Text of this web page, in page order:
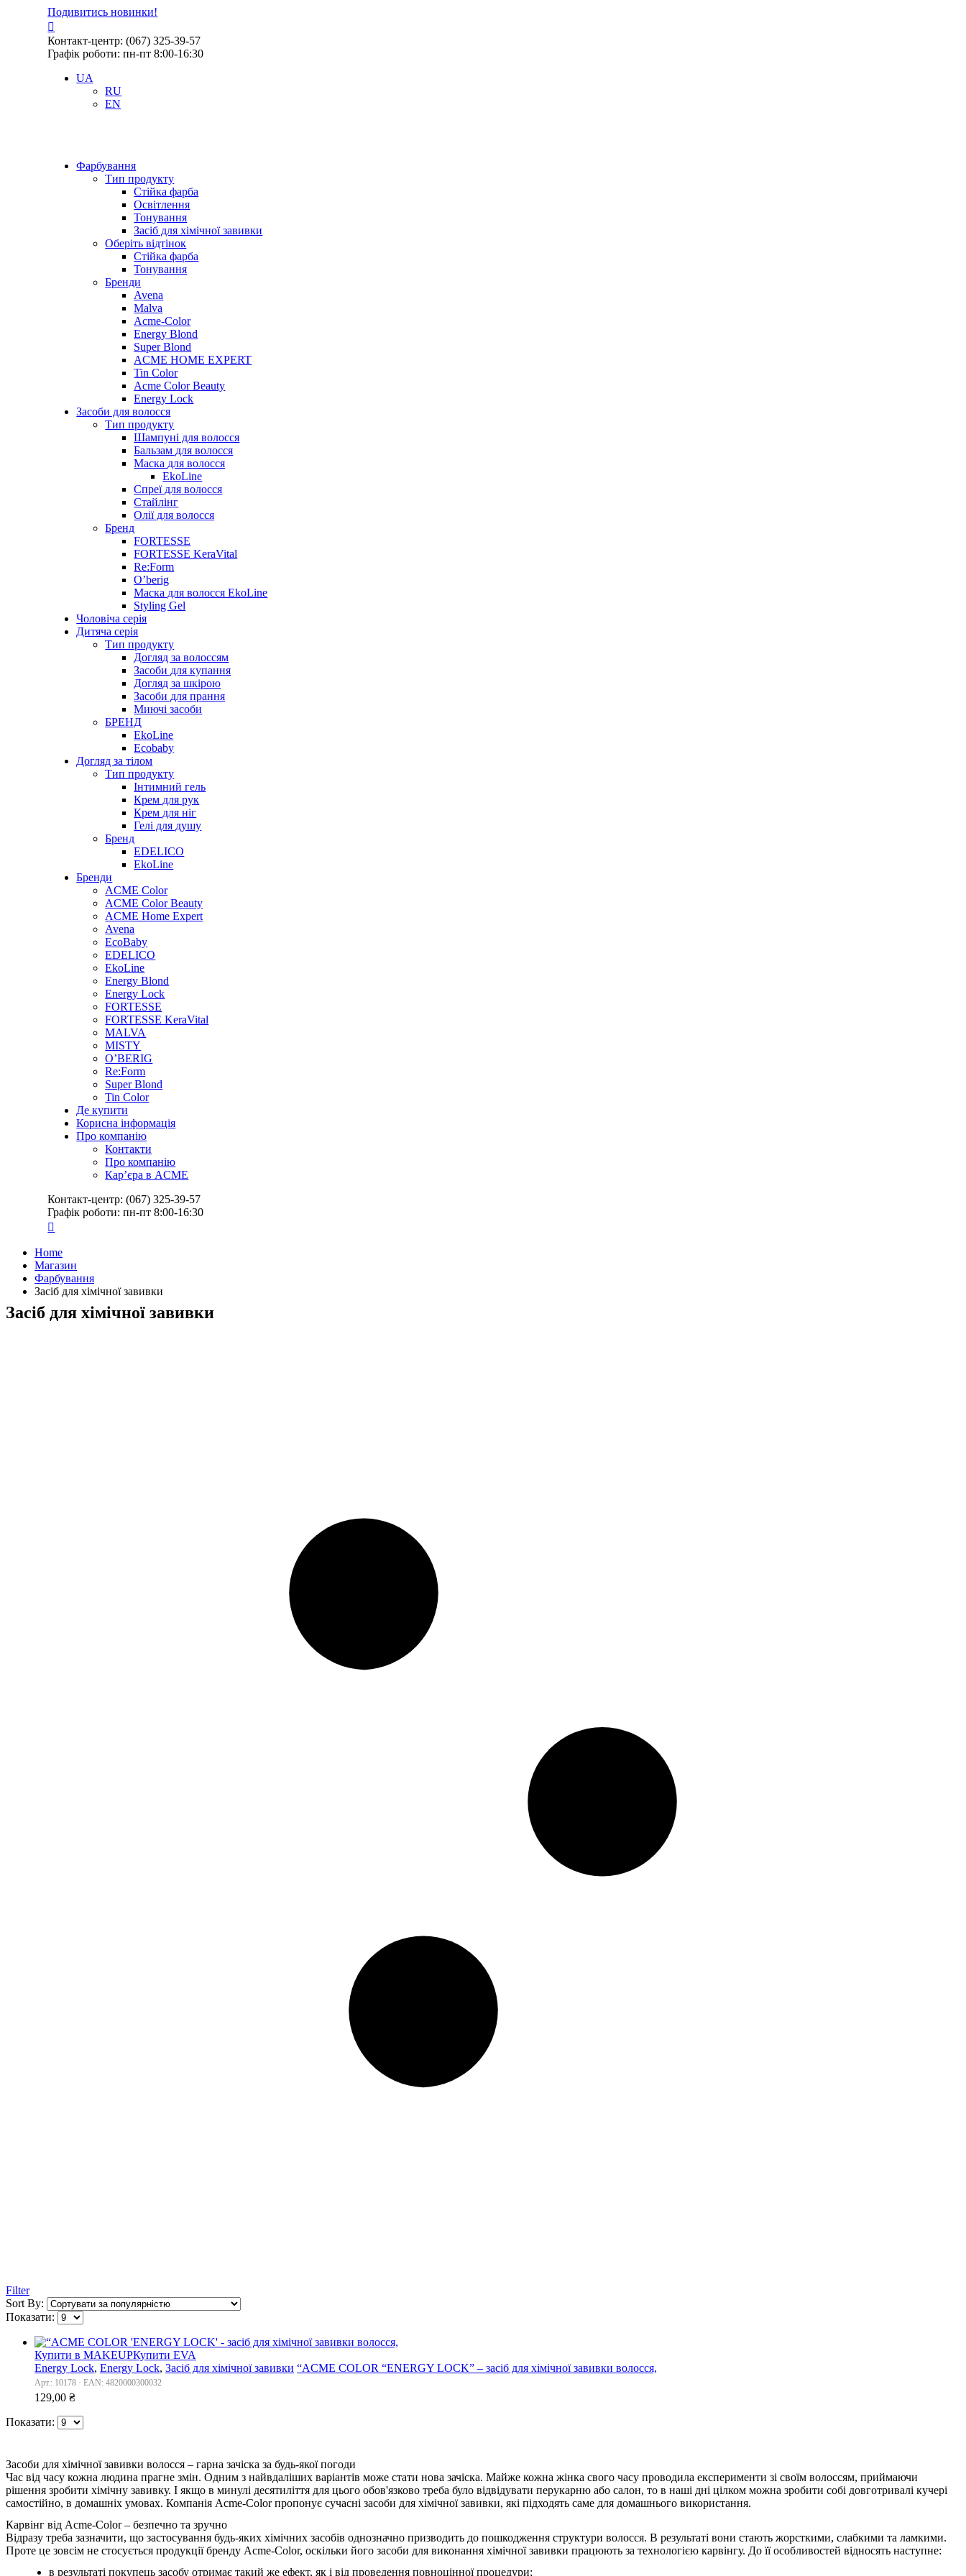
Подивитись новинки!
Контакт-центр: (067) 325-39-57
Графік роботи: пн-пт 8:00-16:30
UA
RU
EN
Фарбування
Тип продукту
Стійка фарба
Освітлення
Тонування
Засіб для хімічної завивки
Оберіть відтінок
Стійка фарба
Тонування
Бренди
Avena
Malva
Acme-Color
Energy Blond
Super Blond
ACME HOME EXPERT
Tin Color
Acme Color Beauty
Energy Lock
Засоби для волосся
Тип продукту
Шампуні для волосся
Бальзам для волосся
Маска для волосся
EkoLine
Спреї для волосся
Стайлінг
Олії для волосся
Бренд
FORTESSE
FORTESSE KeraVital
Re:Form
O’berig
Маска для волосся EkoLine
Styling Gel
Чоловіча серія
Дитяча серія
Тип продукту
Догляд за волоссям
Засоби для купання
Догляд за шкірою
Засоби для прання
Миючі засоби
БРЕНД
EkoLine
Ecobaby
Догляд за тілом
Тип продукту
Інтимний гель
Крем для рук
Крем для ніг
Гелі для душу
Бренд
EDELICO
EkoLine
Бренди
ACME Color
ACME Color Beauty
ACME Home Expert
Avena
EcoBaby
EDELICO
EkoLine
Energy Blond
Energy Lock
FORTESSE
FORTESSE KeraVital
MALVA
MISTY
O’BERIG
Re:Form
Super Blond
Tin Color
Де купити
Корисна інформація
Про компанію
Контакти
Про компанію
Кар’єра в ACME
Контакт-центр: (067) 325-39-57
Графік роботи: пн-пт 8:00-16:30
Home
Магазин
Фарбування
Засіб для хімічної завивки
Засіб для хімічної завивки
Filter
Sort By:
Показати:
Купити в MAKEUPКупити EVA
Energy Lock, Energy Lock, Засіб для хімічної завивки “ACME COLOR “ENERGY LOCK” – засіб для хімічної завивки волосcя,
Арт.: 10178 · EAN: 4820000300032
129,00 ₴
Показати:
Засоби для хімічної завивки волосся – гарна зачіска за будь-якої погоди
Час від часу кожна людина прагне змін. Одним з найвдаліших варіантів може стати нова зачіска. Майже кожна жінка свого часу проводила експерименти зі своїм волоссям, приймаючи
рішення зробити хімічну завивку. І якщо в минулі десятиліття для цього обов'язково треба було відвідувати перукарню або салон, то в наші дні цілком можна зробити собі довготривалі кучері
самостійно, в домашніх умовах. Компанія Acme-Color пропонує сучасні засоби для хімічної завивки, які підходять саме для домашнього використання.
Карвінг від Acme-Color – безпечно та зручно
Відразу треба зазначити, що застосування будь-яких хімічних засобів однозначно призводить до пошкодження структури волосся. В результаті вони стають жорсткими, слабкими та ламкими.
Проте це зовсім не стосується продукції бренду Acme-Color, оскільки його засоби для виконання хімічної завивки працюють за технологією карвінгу. До її особливостей відносять наступне:
в результаті покупець засобу отримає такий же ефект, як і від проведення повноцінної процедури;